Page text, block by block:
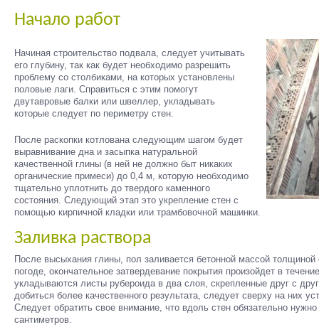
Начало работ
Начиная строительство подвала, следует учитывать
его глубину, так как будет необходимо разрешить
проблему со столбиками, на которых установлены
половые лаги. Справиться с этим помогут
двутавровые балки или швеллер, укладывать
которые следует по периметру стен.
После раскопки котлована следующим шагом будет
выравнивание дна и засыпка натуральной
качественной глины (в ней не должно быт никаких
органические примеси) до 0,4 м, которую необходимо
тщательно уплотнить до твердого каменного
состояния. Следующий этап это укрепление стен с
помощью кирпичной кладки или трамбовочной машинки.
Заливка раствора
После высыхания глины, пол заливается бетонной массой
погоде, окончательное затвердевание покрытия произойдет в
укладываются листы рубероида в два слоя, скрепленные друг с
добиться более качественного результата, следует сверху на них
Следует обратить свое внимание, что вдоль стен обязательно
сантиметров.